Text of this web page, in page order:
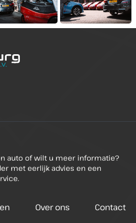
auto of wilt u meer informatie?
met eerlijk advies en een
Over ons Contact